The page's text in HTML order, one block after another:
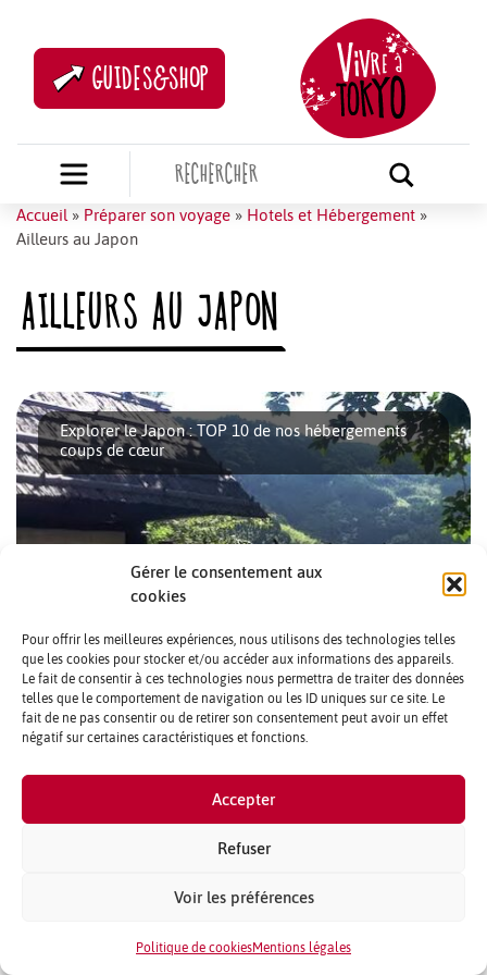
Gérer le consentement aux
cookies
Pour offrir les meilleures expériences, nous utilisons des technologies telles
que les cookies pour stocker et/ou accéder aux informations des appareils.
Le fait de consentir à ces technologies nous permettra de traiter des données
telles que le comportement de navigation ou les ID uniques sur ce site. Le
fait de ne pas consentir ou de retirer son consentement peut avoir un effet
négatif sur certaines caractéristiques et fonctions.
Accepter
Refuser
Voir les préférences
Politique de cookiesMentions légales
GUIDES&SHOP
Accueil » Préparer son voyage » Hotels et Hébergement »
Ailleurs au Japon
AILLEURS AU JAPON
Explorer le Japon : TOP 10 de nos hébergements
coups de cœur
Les frontières du Japon étant fermées (ou difficile à
franchir), deux lectrices assidues en ont [...]
CONTACTS ET CRÉDITS